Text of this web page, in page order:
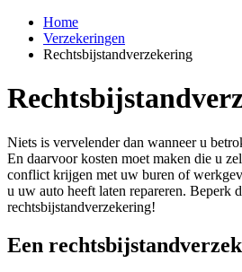
Home
Verzekeringen
Rechtsbijstandverzekering
Niets is vervelender dan wanneer u
En daarvoor kosten moet maken die u
conflict krijgen met uw buren of
u uw auto heeft laten repareren. Beperk
rechtsbijstandverzekering!
Een